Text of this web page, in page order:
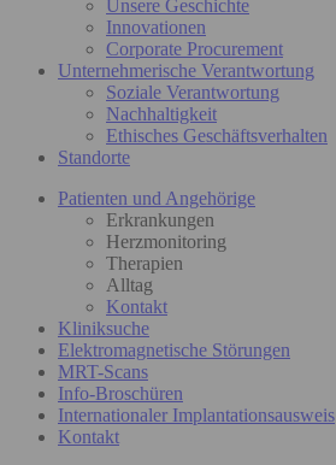
Unsere Geschichte
Innovationen
Corporate Procurement
Unternehmerische Verantwortung
Soziale Verantwortung
Nachhaltigkeit
Ethisches Geschäftsverhalten
Standorte
Patienten und Angehörige
Erkrankungen
Herzmonitoring
Therapien
Alltag
Kontakt
Kliniksuche
Elektromagnetische Störungen
MRT-Scans
Info-Broschüren
Internationaler Implantationsausweis
Kontakt